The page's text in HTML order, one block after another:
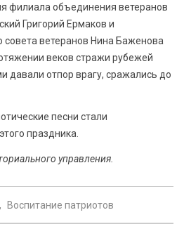
филиала объединения ветеранов
Григорий Ермаков и
совета ветеранов Нина Баженова
веков стражи рубежей
давали отпор врагу, сражались до
песни стали
праздника.
управления.
Воспитание патриотов